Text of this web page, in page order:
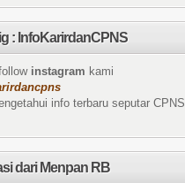
: InfoKarirdanCPNS
instagram kami
info terbaru seputar CPNS
dari Menpan RB